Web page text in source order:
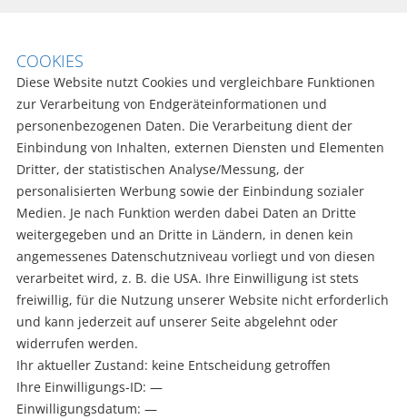
COOKIES
Diese Website nutzt Cookies und vergleichbare Funktionen
zur Verarbeitung von Endgeräteinformationen und
personenbezogenen Daten. Die Verarbeitung dient der
Einbindung von Inhalten, externen Diensten und Elementen
Dritter, der statistischen Analyse/Messung, der
personalisierten Werbung sowie der Einbindung sozialer
Medien. Je nach Funktion werden dabei Daten an Dritte
weitergegeben und an Dritte in Ländern, in denen kein
angemessenes Datenschutzniveau vorliegt und von diesen
verarbeitet wird, z. B. die USA. Ihre Einwilligung ist stets
freiwillig, für die Nutzung unserer Website nicht erforderlich
und kann jederzeit auf unserer Seite abgelehnt oder
widerrufen werden.
Ihr aktueller Zustand: keine Entscheidung getroffen
Ihre Einwilligungs-ID: —
Einwilligungsdatum: —